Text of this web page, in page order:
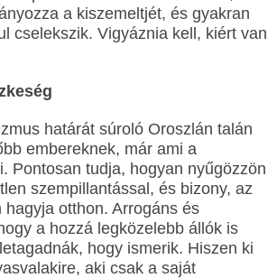
a kiszemeltjét, és gyakran
cselekszik. Vigyáznia kell, kiért van
határát súroló Oroszlán talán
embereknek, már ami a
Pontosan tudja, hogyan nyűgözzön
szempillantással, és bizony, az
hagyja otthon. Arrogáns és
a hozzá legközelebb állók is
hogy ismerik. Hiszen ki
aki csak a saját